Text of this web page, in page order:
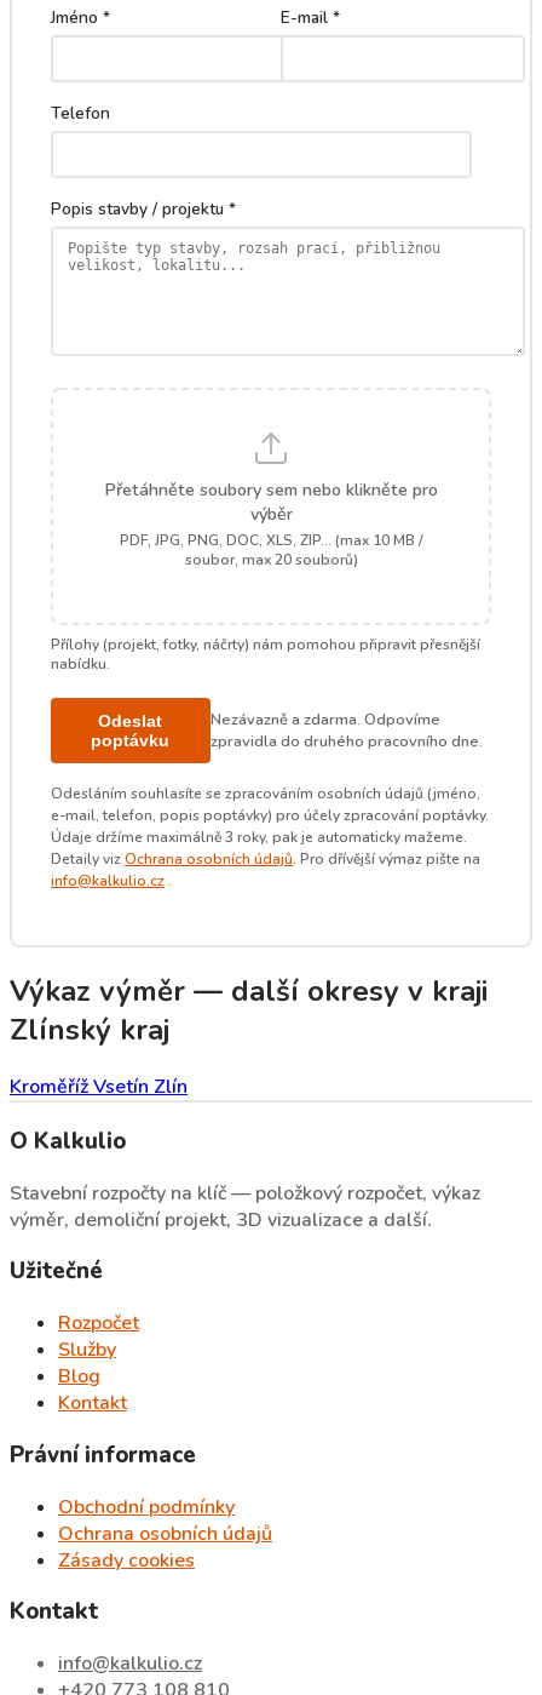
Jméno * E-mail *
Telefon
Popis stavby / projektu *
Přetáhněte soubory sem nebo klikněte pro
výběr
PDF, JPG, PNG, DOC, XLS, ZIP... (max 10 MB /
soubor, max 20 souborů)
Přílohy (projekt, fotky, náčrty) nám pomohou připravit přesnější
nabídku.
Odeslat
poptávku
Nezávazně a zdarma. Odpovíme
zpravidla do druhého pracovního dne.
Odesláním souhlasíte se zpracováním osobních údajů (jméno,
e-mail, telefon, popis poptávky) pro účely zpracování poptávky.
Údaje držíme maximálně 3 roky, pak je automaticky mažeme.
Detaily vizOchrana osobních údajů. Pro dřívější výmaz pište na
info@kalkulio.cz .
Výkaz výměr — další okresy v kraji
Zlínský kraj
KroměřížVsetín Zlín
O Kalkulio
Stavební rozpočty na klíč — položkový rozpočet, výkaz
výměr, demoliční projekt, 3D vizualizace a další.
Užitečné
Rozpočet
Služby
Blog
Kontakt
Právní informace
Obchodní podmínky
Ochrana osobních údajů
Zásady cookies
Kontakt
info@kalkulio.cz